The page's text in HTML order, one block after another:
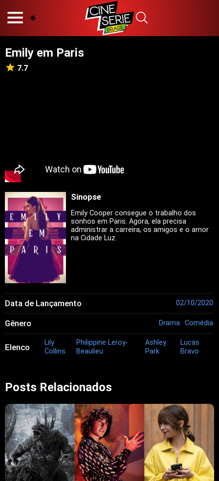
PRINCÍPIOS EDITORIAIS
POLÍTICA DE PRIVACIDADE
Filmes
Novelas
Emily em Paris
7.7
Sinopse
Emily Cooper consegue o trabalho dos
sonhos em Paris. Agora, ela precisa
administrar a carreira, os amigos e o amor
na Cidade Luz.
Data de Lançamento 02/10/2020
Gênero Drama Comédia
Elenco
Lily
Collins
Philippine Leroy-
Beaulieu
Ashley
Park
Lucas
Bravo
Posts Relacionados